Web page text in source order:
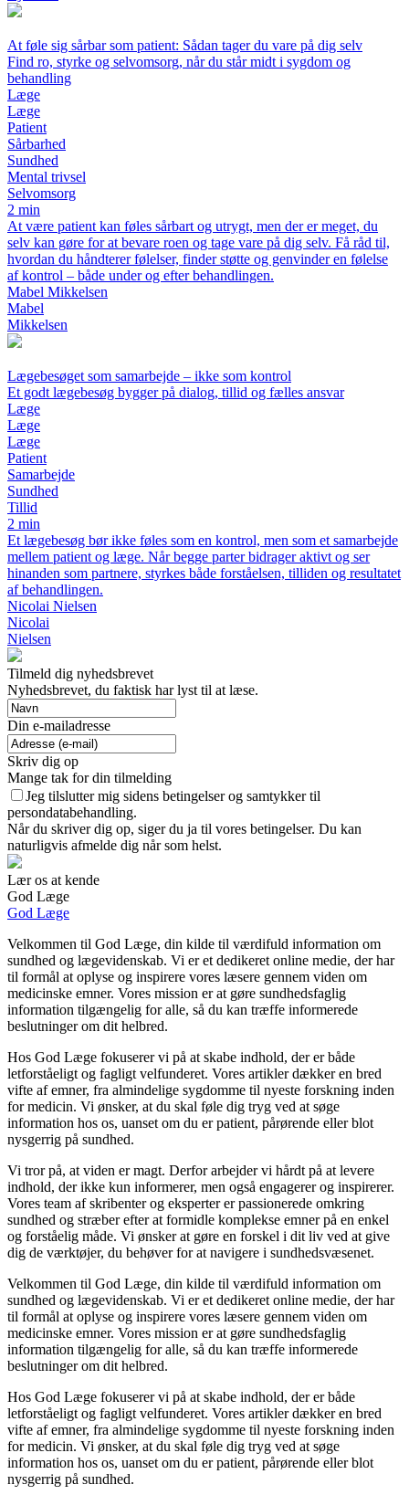
At føle sig sårbar som patient: Sådan tager du vare på dig selv
Find ro, styrke og selvomsorg, når du står midt i sygdom og
behandling
Læge
Læge
Patient
Sårbarhed
Sundhed
Mental trivsel
Selvomsorg
2 min
At være patient kan føles sårbart og utrygt, men der er meget, du
selv kan gøre for at bevare roen og tage vare på dig selv. Få råd til,
hvordan du håndterer følelser, finder støtte og genvinder en følelse
af kontrol – både under og efter behandlingen.
Mabel Mikkelsen
Mabel
Mikkelsen
Lægebesøget som samarbejde – ikke som kontrol
Et godt lægebesøg bygger på dialog, tillid og fælles ansvar
Læge
Læge
Læge
Patient
Samarbejde
Sundhed
Tillid
2 min
Et lægebesøg bør ikke føles som en kontrol, men som et samarbejde
mellem patient og læge. Når begge parter bidrager aktivt og ser
hinanden som partnere, styrkes både forståelsen, tilliden og resultatet
af behandlingen.
Nicolai Nielsen
Nicolai
Nielsen
Tilmeld dig nyhedsbrevet
Nyhedsbrevet, du faktisk har lyst til at læse.
Din e-mailadresse
Skriv dig op
Mange tak for din tilmelding
Jeg tilslutter mig sidens betingelser og samtykker til
persondatabehandling.
Når du skriver dig op, siger du ja til vores betingelser. Du kan
naturligvis afmelde dig når som helst.
Lær os at kende
God Læge
God Læge
Velkommen til God Læge, din kilde til værdifuld information om
sundhed og lægevidenskab. Vi er et dedikeret online medie, der har
til formål at oplyse og inspirere vores læsere gennem viden om
medicinske emner. Vores mission er at gøre sundhedsfaglig
information tilgængelig for alle, så du kan træffe informerede
beslutninger om dit helbred.
Hos God Læge fokuserer vi på at skabe indhold, der er både
letforståeligt og fagligt velfunderet. Vores artikler dækker en bred
vifte af emner, fra almindelige sygdomme til nyeste forskning inden
for medicin. Vi ønsker, at du skal føle dig tryg ved at søge
information hos os, uanset om du er patient, pårørende eller blot
nysgerrig på sundhed.
Vi tror på, at viden er magt. Derfor arbejder vi hårdt på at levere
indhold, der ikke kun informerer, men også engagerer og inspirerer.
Vores team af skribenter og eksperter er passionerede omkring
sundhed og stræber efter at formidle komplekse emner på en enkel
og forståelig måde. Vi ønsker at gøre en forskel i dit liv ved at give
dig de værktøjer, du behøver for at navigere i sundhedsvæsenet.
Velkommen til God Læge, din kilde til værdifuld information om
sundhed og lægevidenskab. Vi er et dedikeret online medie, der har
til formål at oplyse og inspirere vores læsere gennem viden om
medicinske emner. Vores mission er at gøre sundhedsfaglig
information tilgængelig for alle, så du kan træffe informerede
beslutninger om dit helbred.
Hos God Læge fokuserer vi på at skabe indhold, der er både
letforståeligt og fagligt velfunderet. Vores artikler dækker en bred
vifte af emner, fra almindelige sygdomme til nyeste forskning inden
for medicin. Vi ønsker, at du skal føle dig tryg ved at søge
information hos os, uanset om du er patient, pårørende eller blot
nysgerrig på sundhed.